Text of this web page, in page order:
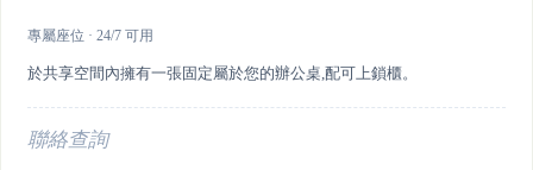
專屬座位 · 24/7 可用
於共享空間內擁有一張固定屬於您的辦公桌,配可上鎖櫃。
聯絡查詢